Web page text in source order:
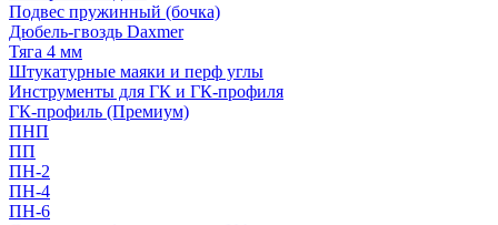
Подвес пружинный (бочка)
Дюбель-гвоздь Daxmer
Тяга 4 мм
Штукатурные маяки и перф углы
Инструменты для ГК и ГК-профиля
ГК-профиль (Премиум)
ПНП
ПП
ПН-2
ПН-4
ПН-6